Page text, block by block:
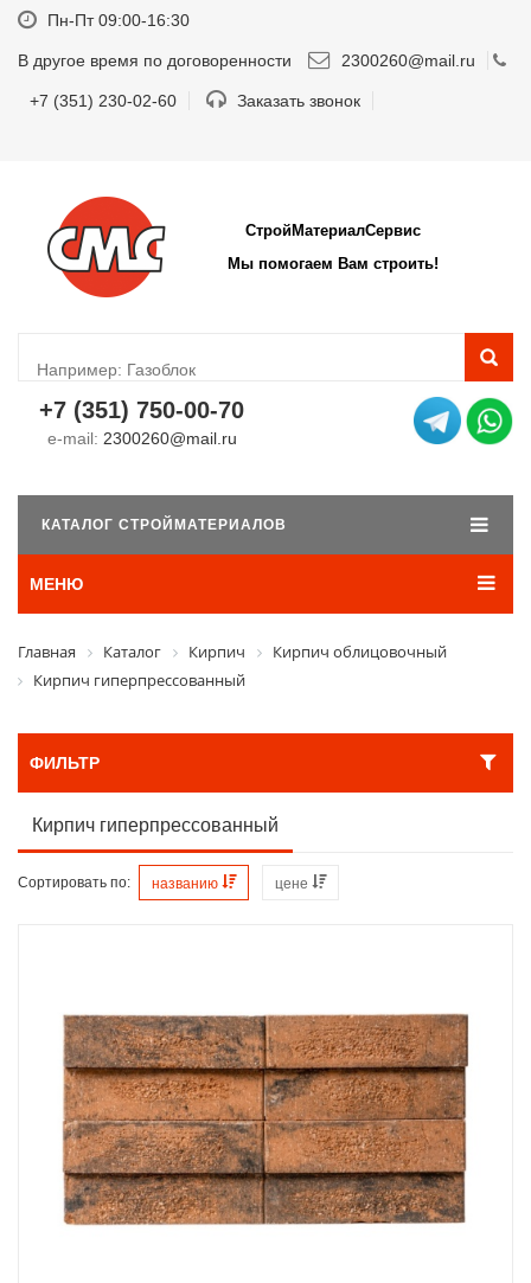
Пн-Пт 09:00-16:30
В другое время по договоренности 2300260@mail.ru
+7 (351) 230-02-60 Заказать звонок
СтройМатериалСервис
Мы помогаем Вам строить!
+7 (351) 750-00-70
e-mail: 2300260@mail.ru
КАТАЛОГ СТРОЙМАТЕРИАЛОВ
МЕНЮ
Главная Каталог Кирпич
Кирпич облицовочный
Кирпич гиперпрессованный
ФИЛЬТР
Кирпич гиперпрессованный
Сортировать по: названию цене